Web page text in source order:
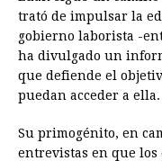
trató de impulsar la
gobierno laborista -
ha divulgado un
que defiende el
puedan acceder a ella.
Su primogénito, en
entrevistas en que